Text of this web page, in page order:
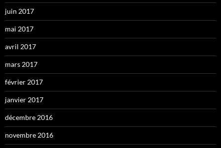
juin 2017
mai 2017
avril 2017
mars 2017
février 2017
janvier 2017
décembre 2016
novembre 2016